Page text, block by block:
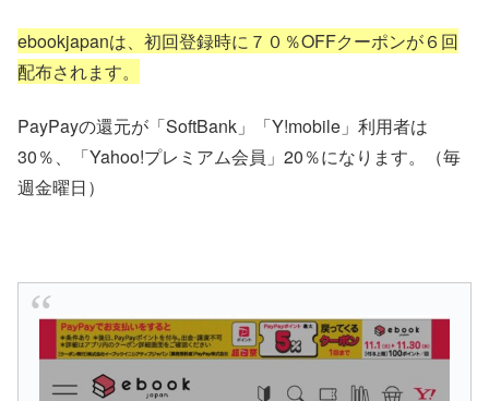
ebookjapanは、初回登録時に７０％OFFクーポンが６回
配布されます。
PayPayの還元が「SoftBank」「Y!mobile」利用者は
30％、「Yahoo!プレミアム会員」20％になります。（毎
週金曜日）